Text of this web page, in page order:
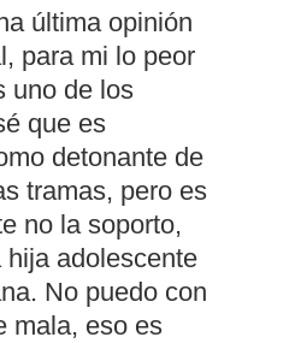
última opinión
para mi lo peor
uno de los
que es
detonante de
tramas, pero es
no la soporto,
hija adolescente
No puedo con
mala, eso es